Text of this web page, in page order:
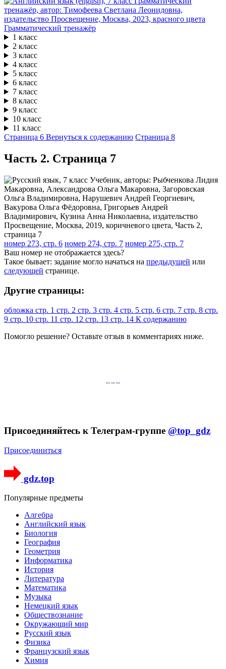
Грамматический тренажёр
1 класс
2 класс
3 класс
4 класс
5 класс
6 класс
7 класс
8 класс
9 класс
10 класс
11 класс
Страница 6 Вернуться к содержанию Страница 8
Часть 2. Cтраница 7
номер 273, стр. 6 номер 274, стр. 7 номер 275, стр. 7
Ваш номер не отображается здесь?
Такое бывает: задание могло начаться на предыдущей или
следующей странице.
Другие страницы:
обложка стр. 1 стр. 2 стр. 3 стр. 4 стр. 5 стр. 6 стр. 7 стр. 8 стр.
9 стр. 10 стр. 11 стр. 12 стр. 13 стр. 14 К содержанию
Помогло решение? Оставьте отзыв в комментариях ниже.
Присоединяйтесь к Телеграм-группе @top_gdz
Присоединиться
gdz.top
Популярные предметы
Алгебра
Английский язык
Биология
География
Геометрия
Информатика
История
Литература
Математика
Музыка
Немецкий язык
Обществознание
Окружающий мир
Русский язык
Физика
Французский язык
Химия